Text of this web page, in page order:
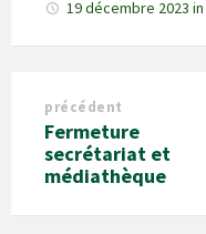
19 décembre 2023 in
précédent
Fermeture
secrétariat et
médiathèque